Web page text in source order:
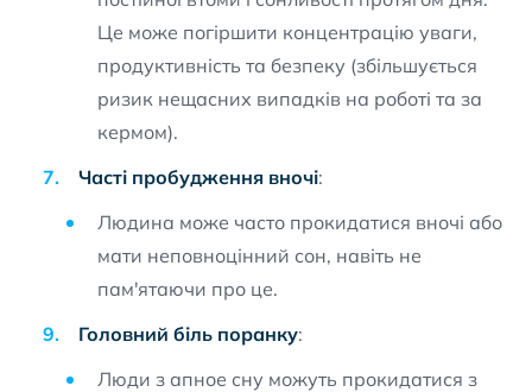
Це може погіршити концентрацію уваги,
продуктивність та безпеку (збільшується
ризик нещасних випадків на роботі та за
кермом).
Часті пробудження вночі:
Людина може часто прокидатися вночі або
мати неповноцінний сон, навіть не
пам'ятаючи про це.
Головний біль поранку:
Люди з апное сну можуть прокидатися з